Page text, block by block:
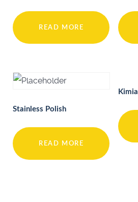
READ MORE
Stainless Polish
READ MORE